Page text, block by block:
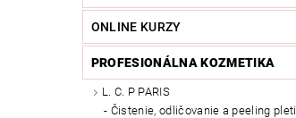
ONLINE KURZY
PROFESIONÁLNA KOZMETIKA
L. C. P PARIS
Čistenie, odličovanie a peeling pleti